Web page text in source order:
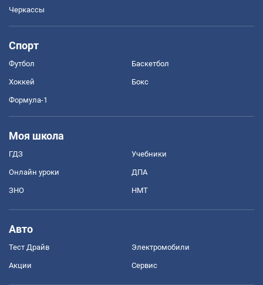
Черкассы
Спорт
Футбол Баскетбол
Хоккей Бокс
Формула-1
Моя школа
ГДЗ Учебники
Онлайн уроки ДПА
ЗНО НМТ
Авто
Тест Драйв Электромобили
Акции Сервис